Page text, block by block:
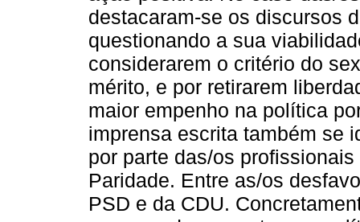
destacaram-se os discursos
questionando a sua
considerarem o critério do
mérito, e por retirarem
maior empenho na política
imprensa escrita também se
por parte das/os
Paridade. Entre as/os
PSD e da CDU.